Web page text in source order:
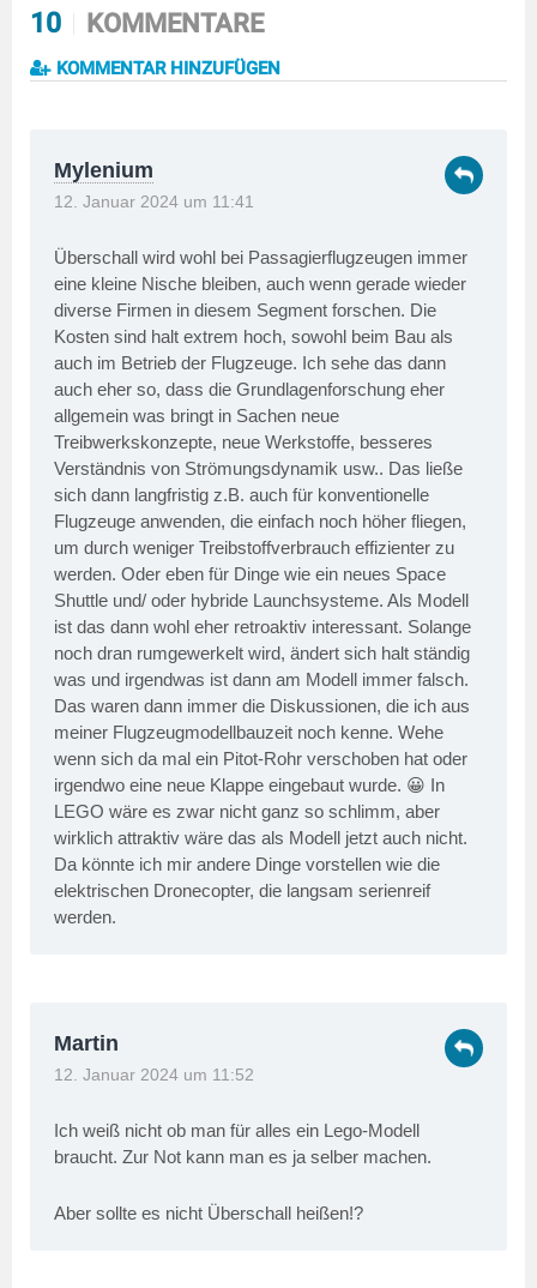
10 KOMMENTARE
KOMMENTAR HINZUFÜGEN
Mylenium
12. Januar 2024 um 11:41
Überschall wird wohl bei Passagierflugzeugen immer
eine kleine Nische bleiben, auch wenn gerade wieder
diverse Firmen in diesem Segment forschen. Die
Kosten sind halt extrem hoch, sowohl beim Bau als
auch im Betrieb der Flugzeuge. Ich sehe das dann
auch eher so, dass die Grundlagenforschung eher
allgemein was bringt in Sachen neue
Treibwerkskonzepte, neue Werkstoffe, besseres
Verständnis von Strömungsdynamik usw.. Das ließe
sich dann langfristig z.B. auch für konventionelle
Flugzeuge anwenden, die einfach noch höher fliegen,
um durch weniger Treibstoffverbrauch effizienter zu
werden. Oder eben für Dinge wie ein neues Space
Shuttle und/ oder hybride Launchsysteme. Als Modell
ist das dann wohl eher retroaktiv interessant. Solange
noch dran rumgewerkelt wird, ändert sich halt ständig
was und irgendwas ist dann am Modell immer falsch.
Das waren dann immer die Diskussionen, die ich aus
meiner Flugzeugmodellbauzeit noch kenne. Wehe
wenn sich da mal ein Pitot-Rohr verschoben hat oder
irgendwo eine neue Klappe eingebaut wurde. 😀 In
LEGO wäre es zwar nicht ganz so schlimm, aber
wirklich attraktiv wäre das als Modell jetzt auch nicht.
Da könnte ich mir andere Dinge vorstellen wie die
elektrischen Dronecopter, die langsam serienreif
werden.
Martin
12. Januar 2024 um 11:52
Ich weiß nicht ob man für alles ein Lego-Modell
braucht. Zur Not kann man es ja selber machen.
Aber sollte es nicht Überschall heißen!?